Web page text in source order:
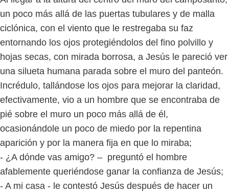
un poco más allá de las puertas tubulares y de malla
ciclónica, con el viento que le restregaba su faz
entornando los ojos protegiéndolos del fino polvillo y
hojas secas, con mirada borrosa, a Jesús le pareció ver
una silueta humana parada sobre el muro del panteón.
Incrédulo, tallándose los ojos para mejorar la claridad,
efectivamente, vio a un hombre que se encontraba de
pié sobre el muro un poco más allá de él,
ocasionándole un poco de miedo por la repentina
aparición y por la manera fija en que lo miraba;
- ¿A dónde vas amigo? – preguntó el hombre
afablemente queriéndose ganar la confianza de Jesús;
- A mi casa - le contestó Jesús después de hacer un